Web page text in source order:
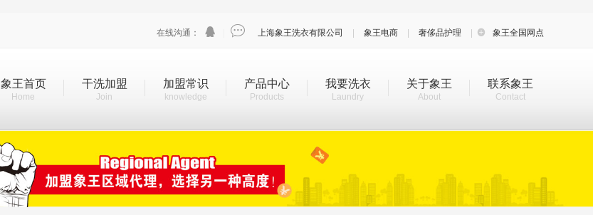
在线沟通：   上海象王洗衣有限公司 象王电商 奢侈品护理  象王全国网点
象王首页
Home
干洗加盟
Join
加盟常识
knowledge
产品中心
Products
我要洗衣
Laundry
关于象王
About
联系象王
Contact